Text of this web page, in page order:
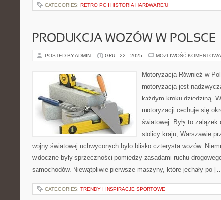
CATEGORIES: RETRO PC I HISTORIA HARDWARE’U
PRODUKCJA WOZÓW W POLSCE
POSTED BY ADMIN GRU - 22 - 2025 MOŻLIWOŚĆ
Motoryzacja Również w
motoryzacja jest
każdym kroku dziedziną.
motoryzacji cechuje się
światowej. Były to zalążek
stolicy kraju, Warszawie
wojny światowej uchwyconych było blisko czterysta wozów.
widoczne były sprzeczności pomiędzy zasadami ruchu
samochodów. Niewątpliwie pierwsze maszyny, które jechały po
CATEGORIES: TRENDY I INSPIRACJE SPORTOWE